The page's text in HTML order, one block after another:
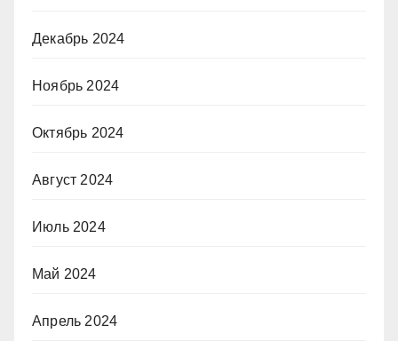
Декабрь 2024
Ноябрь 2024
Октябрь 2024
Август 2024
Июль 2024
Май 2024
Апрель 2024